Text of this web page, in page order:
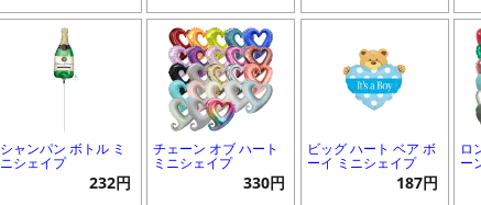
シャンパン ボトル ミ
ニシェイプ
232円
チェーン オブ ハート
ミニシェイプ
330円
ビッグ ハート ベア ボ
ーイ ミニシェイプ
187円
ロ
ー